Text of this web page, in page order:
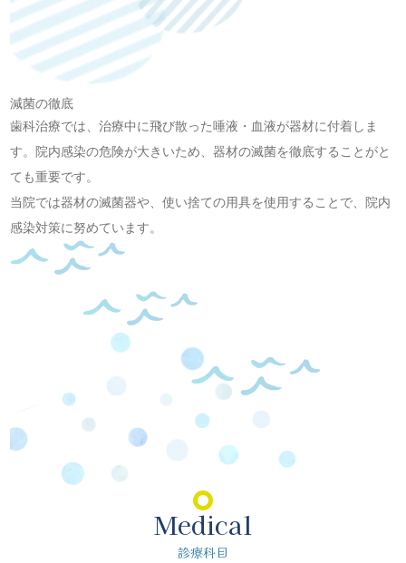
減菌の徹底
歯科治療では、治療中に飛び散った唾液・血液が器材に付着しま
す。院内感染の危険が大きいため、器材の滅菌を徹底することがと
ても重要です。
当院では器材の滅菌器や、使い捨ての用具を使用することで、院内
感染対策に努めています。
Medical
診療科目